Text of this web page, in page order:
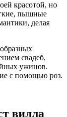
красотой, но
пышные
делая
свадеб,
ужинов.
с помощью роз.
вилла